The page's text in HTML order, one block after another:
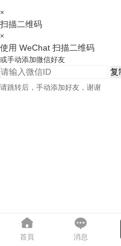
×
扫描二维码
×
使用 WeChat 扫描二维码
或手动添加微信好友
复
请跳转后，手动添加好友，谢谢
首頁 消息